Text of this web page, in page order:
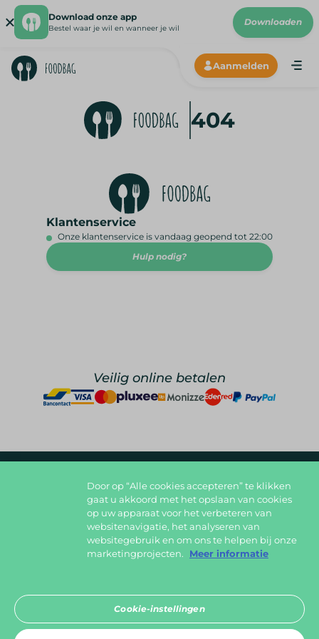
Aanmelden
Download onze app
Bestel waar je wil en wanneer je wil
Downloaden
404
Klantenservice
Onze klantenservice is vandaag geopend tot 22:00
Hulp nodig?
Veilig online betalen
foodlover@foodbag.be 09 298 05 10
Deel jouw gerechten op
App Store
Door op “Alle cookies accepteren” te klikken
gaat u akkoord met het opslaan van cookies
op uw apparaat voor het verbeteren van
websitenavigatie, het analyseren van
websitegebruik en om ons te helpen bij onze
marketingprojecten.
Meer informatie
Cookie-instellingen